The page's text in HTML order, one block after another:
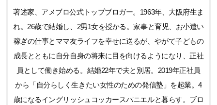
著述家、アメブロ公式トップブロガー。1963年、大阪府生ま
れ。26歳で結婚し、2男1女を授かる。家事と育児、お小遣い
稼ぎの仕事とママ友ライフを幸せに送るが、やがて子どもの
成長とともに自分自身の将来に目を向けるようになり、正社
員として働き始める。結婚22年で夫と別居。2019年正社員
から「自分らしく生きたい女性のための発信塾」を起業。4
歳になるイングリッシュコッカースパニエルと暮らす。ブロ